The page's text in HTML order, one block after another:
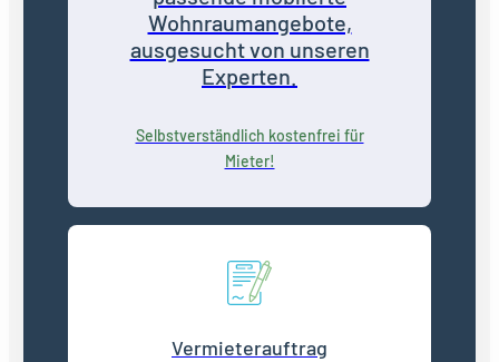
Wohnraumangebote,
ausgesucht von unseren
Experten.
Selbstverständlich kostenfrei für
Mieter!
Vermieterauftrag